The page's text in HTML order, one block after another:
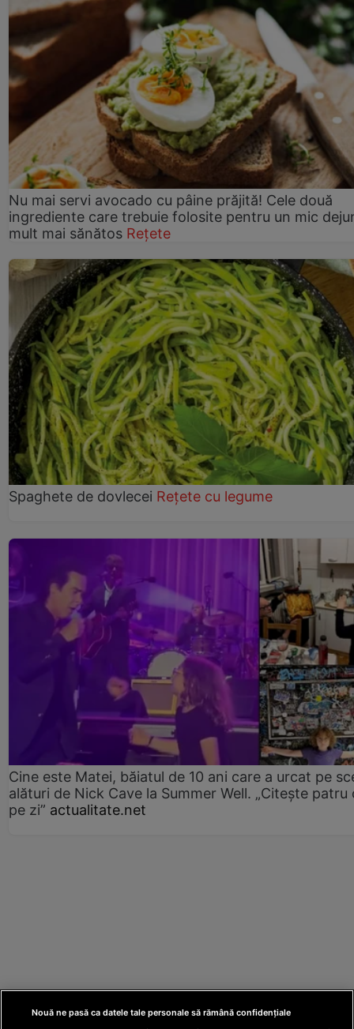
Nu mai servi avocado cu pâine prăjită! Cele două
ingrediente care trebuie folosite pentru un mic
mult mai sănătos Rețete
Spaghete de dovlecei Rețete cu legume
Cine este Matei, băiatul de 10 ani care a urcat pe
alături de Nick Cave la Summer Well. „Citește patru
pe zi” actualitate.net
Nouă ne pasă ca datele tale personale să rămână confidențiale